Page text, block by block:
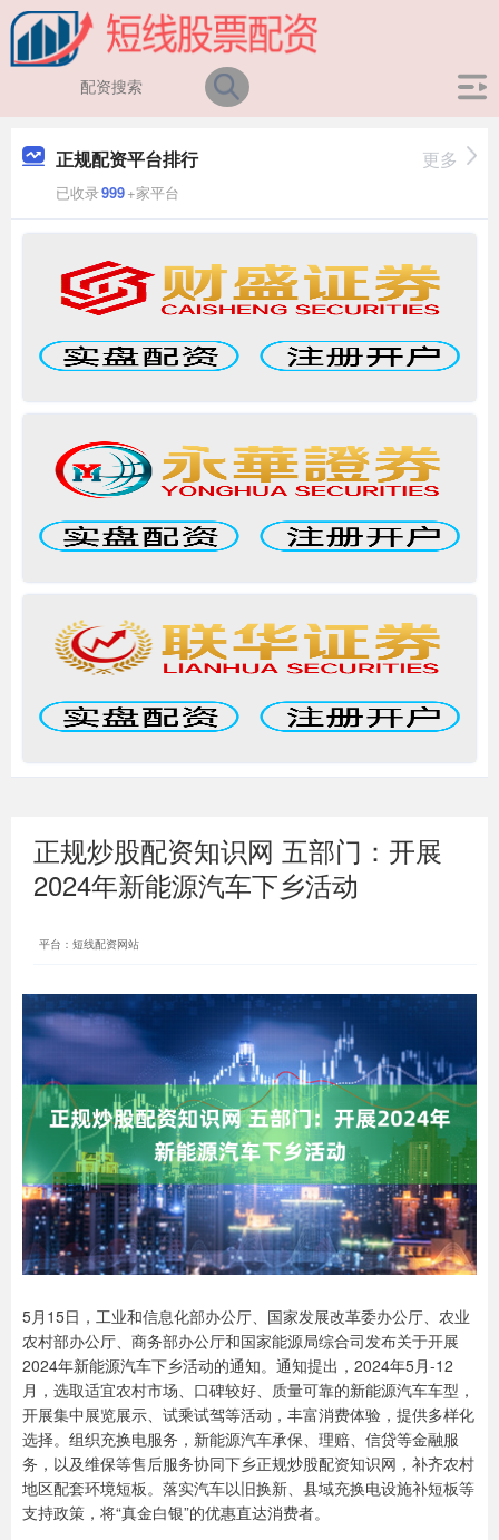
正规配资平台排行
已收录999+家平台
更多
正规炒股配资知识网 五部门：开展
2024年新能源汽车下乡活动
平台：短线配资网站
5月15日，工业和信息化部办公厅、国家发展改革委办公厅、农业
农村部办公厅、商务部办公厅和国家能源局综合司发布关于开展
2024年新能源汽车下乡活动的通知。通知提出，2024年5月-12
月，选取适宜农村市场、口碑较好、质量可靠的新能源汽车车型，
开展集中展览展示、试乘试驾等活动，丰富消费体验，提供多样化
选择。组织充换电服务，新能源汽车承保、理赔、信贷等金融服
务，以及维保等售后服务协同下乡正规炒股配资知识网，补齐农村
地区配套环境短板。落实汽车以旧换新、县域充换电设施补短板等
支持政策，将“真金白银”的优惠直达消费者。